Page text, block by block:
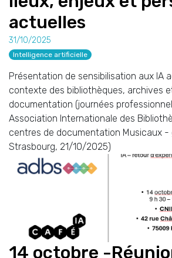
actuelles
31/10/2025
Intelligence artificielle
Présentation de sensibilisation aux IA
contexte des bibliothèques, archives
documentation (journées
Association Internationale des
centres de documentation Musicaux -
Strasbourg, 21/10/2025)
14 octobre -